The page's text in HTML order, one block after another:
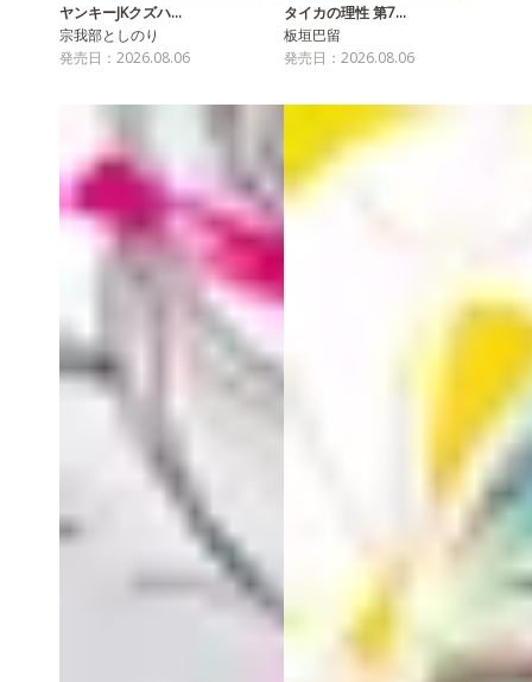
ヤンキーJKクズハ…
宗我部としのり
発売日：2026.08.06
タイカの理性 第7…
板垣巴留
発売日：2026.08.06